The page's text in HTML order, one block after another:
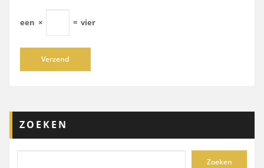
een × = vier
ZOEKEN
Zoeken